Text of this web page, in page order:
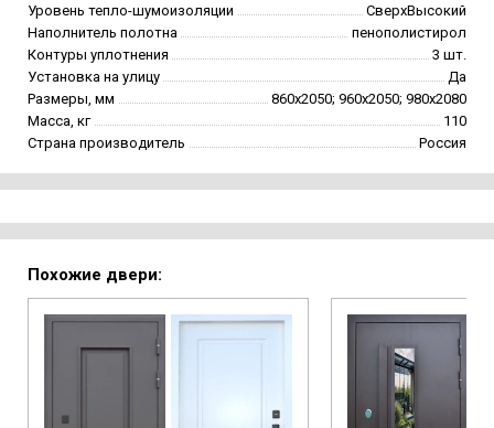
Уровень тепло-шумоизоляции
СверхВысокий
Наполнитель полотна
пенополистирол
Контуры уплотнения
3 шт.
Установка на улицу
Да
Размеры, мм
860х2050; 960х2050; 980х2080
Масса, кг
110
Страна производитель
Россия
Похожие двери: